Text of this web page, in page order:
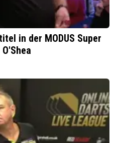
in der MODUS Super